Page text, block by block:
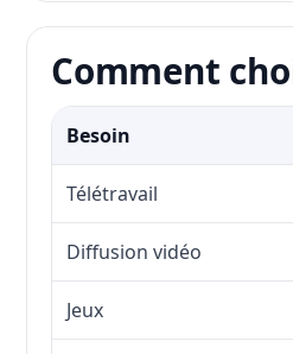
Comment
Besoin
Télétravail
Diffusion vidéo
Jeux